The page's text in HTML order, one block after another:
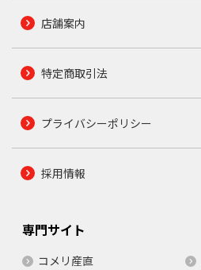
店舗案内
特定商取引法
プライバシーポリシー
採用情報
専門サイト
コメリ産直